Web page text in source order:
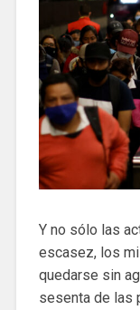
Y no sólo las
escasez, los
quedarse sin
sesenta de las